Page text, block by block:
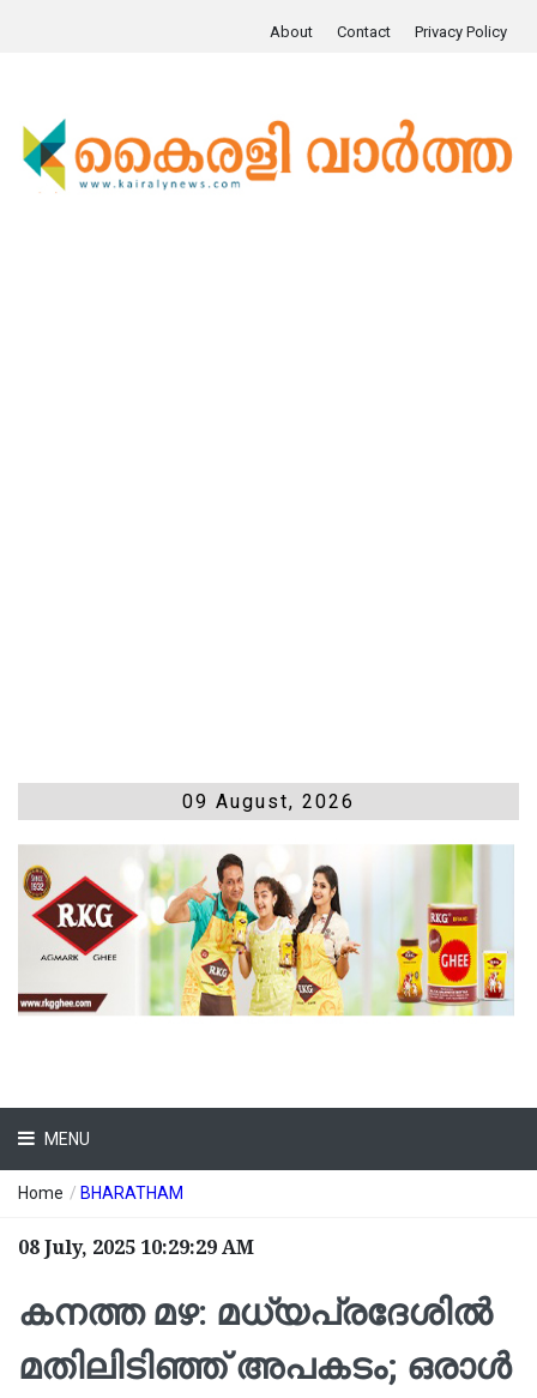
About Contact Privacy Policy
09 August, 2026
MENU
Home / BHARATHAM
08 July, 2025 10:29:29 AM
കനത്ത മഴ: മധ്യപ്രദേശിൽ
മതിലിടിഞ്ഞ് അപകടം; ഒരാൾ